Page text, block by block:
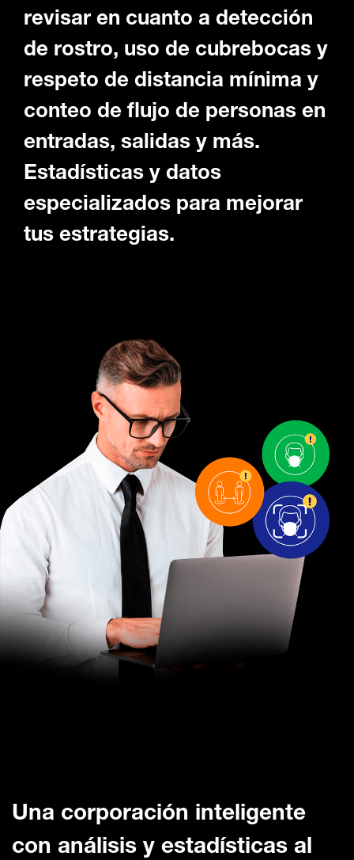
revisar en cuanto a detección
de rostro, uso de cubrebocas y
respeto de distancia mínima y
conteo de flujo de personas en
entradas, salidas y más.
Estadísticas y datos
especializados para mejorar
tus estrategias.
Una corporación inteligente
con análisis y estadísticas al